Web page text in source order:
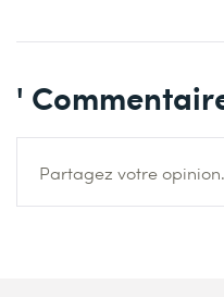
'
Partagez votre